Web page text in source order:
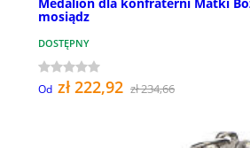
mosiądz
DOSTĘPNY
Od zł 222,92 zł 234,66